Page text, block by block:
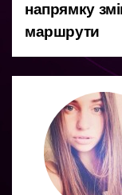
а
в
напрямку
маршрути